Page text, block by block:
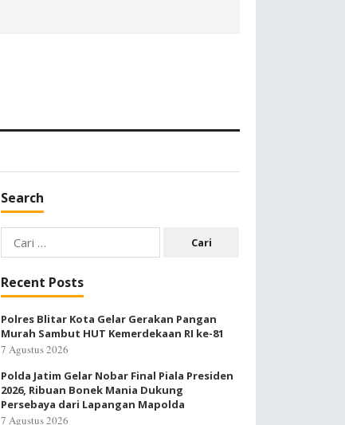
Search
Cari
untuk:
Recent Posts
Polres Blitar Kota Gelar Gerakan Pangan
Murah Sambut HUT Kemerdekaan RI ke-81
7 Agustus 2026
Polda Jatim Gelar Nobar Final Piala Presiden
2026, Ribuan Bonek Mania Dukung
Persebaya dari Lapangan Mapolda
7 Agustus 2026